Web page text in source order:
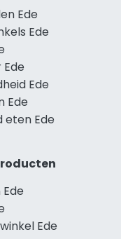
Ede
Ede
Ede
Ede
eten Ede
Ede